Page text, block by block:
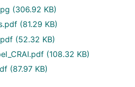
(306.92 KB)
(81.29 KB)
(52.32 KB)
(108.32 KB)
(87.97 KB)